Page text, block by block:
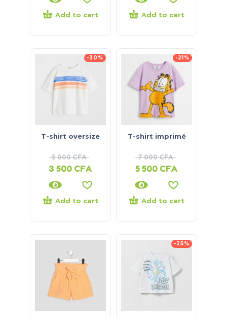
Add to cart Add to cart
-30%
T-shirt oversize
5 000CFA
3 500 CFA
Add to cart
-21%
T-shirt imprimé
7 000CFA
5 500 CFA
Add to cart
-25%